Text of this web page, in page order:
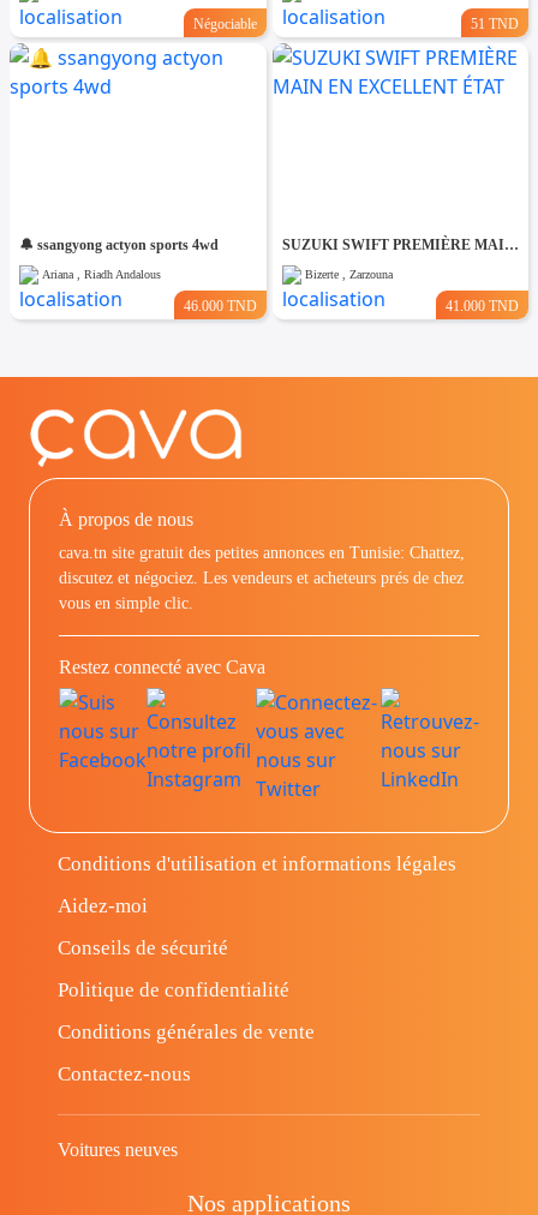
Négociable 51 TND
🔔 ssangyong actyon sports 4wd
Ariana , Riadh Andalous
46.000 TND
SUZUKI SWIFT PREMIÈRE MAIN EN EXCELLENT ÉTAT
Bizerte , Zarzouna
41.000 TND
À propos de nous
cava.tn site gratuit des petites annonces en Tunisie: Chattez,
discutez et négociez. Les vendeurs et acheteurs prés de chez
vous en simple clic.
Restez connecté avec Cava
Conditions d'utilisation et informations légales
Aidez-moi
Conseils de sécurité
Politique de confidentialité
Conditions générales de vente
Contactez-nous
Voitures neuves
Nos applications